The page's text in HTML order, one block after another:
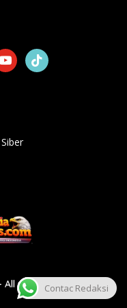
tiktok
All rights reserved
Contac Redaksi